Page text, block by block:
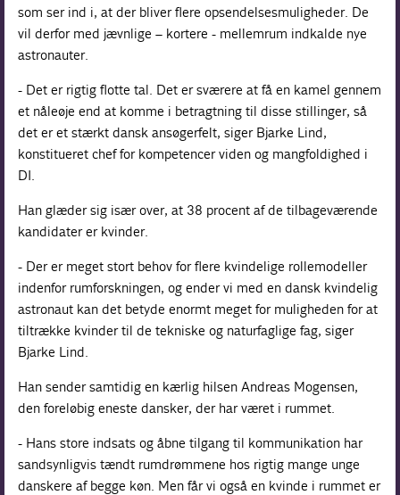
som ser ind i, at der bliver flere opsendelsesmuligheder. De
vil derfor med jævnlige – kortere - mellemrum indkalde nye
astronauter.
- Det er rigtig flotte tal. Det er sværere at få en kamel gennem
et nåleøje end at komme i betragtning til disse stillinger, så
det er et stærkt dansk ansøgerfelt, siger Bjarke Lind,
konstitueret chef for kompetencer viden og mangfoldighed i
DI.
Han glæder sig især over, at 38 procent af de tilbageværende
kandidater er kvinder.
- Der er meget stort behov for flere kvindelige rollemodeller
indenfor rumforskningen, og ender vi med en dansk kvindelig
astronaut kan det betyde enormt meget for muligheden for at
tiltrække kvinder til de tekniske og naturfaglige fag, siger
Bjarke Lind.
Han sender samtidig en kærlig hilsen Andreas Mogensen,
den foreløbig eneste dansker, der har været i rummet.
- Hans store indsats og åbne tilgang til kommunikation har
sandsynligvis tændt rumdrømmene hos rigtig mange unge
danskere af begge køn. Men får vi også en kvinde i rummet er